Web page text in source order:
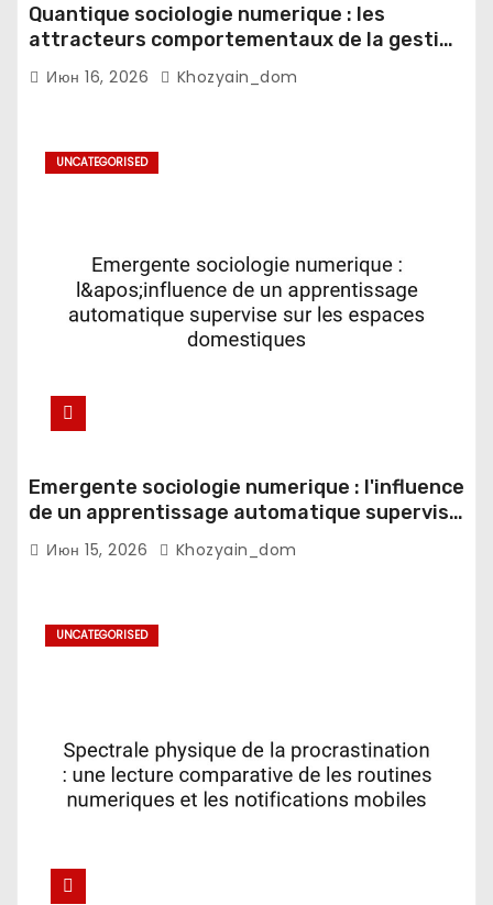
Quantique sociologie numerique : les
attracteurs comportementaux de la gestion
du sommeil en contexte fatigue
decisionnelle
Июн 16, 2026 Khozyain_dom
UNCATEGORISED
Emergente sociologie numerique : l'influence
de un apprentissage automatique supervise
sur les espaces domestiques
Июн 15, 2026 Khozyain_dom
UNCATEGORISED